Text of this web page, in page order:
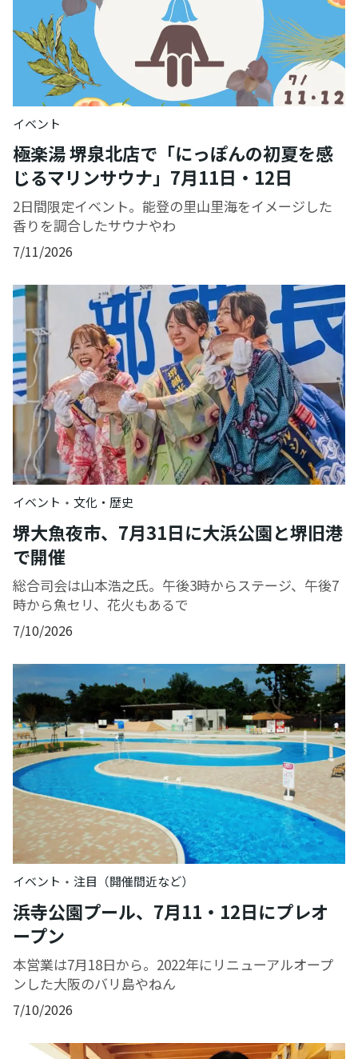
イベント
極楽湯 堺泉北店で「にっぽんの初夏を感
じるマリンサウナ」7月11日・12日
2日間限定イベント。能登の里山里海をイメージした
香りを調合したサウナやわ
7/11/2026
イベント ・ 文化・歴史
堺大魚夜市、7月31日に大浜公園と堺旧港
で開催
総合司会は山本浩之氏。午後3時からステージ、午後7
時から魚セリ、花火もあるで
7/10/2026
イベント ・ 注目（開催間近など）
浜寺公園プール、7月11・12日にプレオ
ープン
本営業は7月18日から。2022年にリニューアルオープ
ンした大阪のバリ島やねん
7/10/2026